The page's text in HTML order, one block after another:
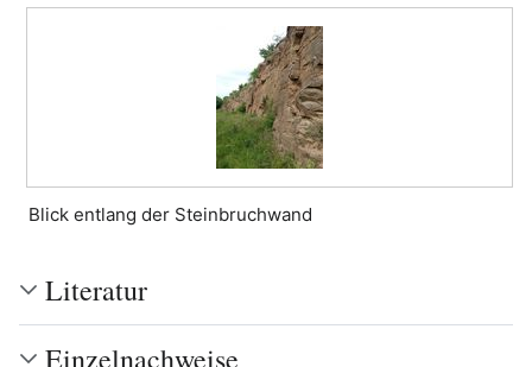
Blick entlang der Steinbruchwand
Literatur
Einzelnachweise